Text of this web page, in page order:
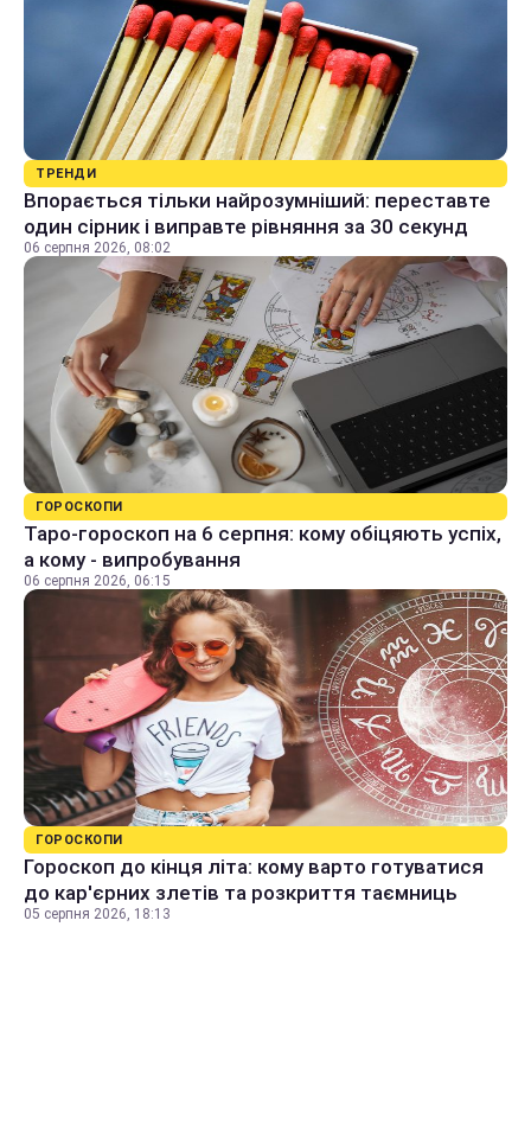
ТРЕНДИ
Впорається тільки найрозумніший: переставте
один сірник і виправте рівняння за 30 секунд
06 серпня 2026, 08:02
ГОРОСКОПИ
Таро-гороскоп на 6 серпня: кому обіцяють успіх,
а кому - випробування
06 серпня 2026, 06:15
ГОРОСКОПИ
Гороскоп до кінця літа: кому варто готуватися
до кар'єрних злетів та розкриття таємниць
05 серпня 2026, 18:13